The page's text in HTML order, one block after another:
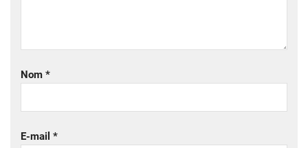
Nom *
E-mail *